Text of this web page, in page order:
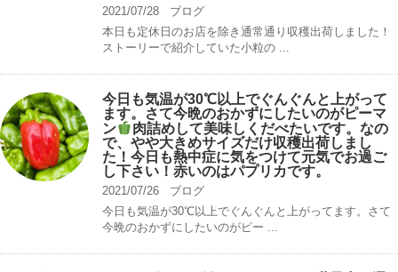
2021/07/28
ブログ
本日も定休日のお店を除き通常通り収穫出荷しました！
ストーリーで紹介していた小粒の ...
今日も気温が30℃以上でぐんぐんと上がって
ます。さて今晩のおかずにしたいのがピーマ
ン
肉詰めして美味しくだべたいです。なの
で、やや大きめサイズだけ収穫出荷しまし
た！今日も熱中症に気をつけて元気でお過ご
し下さい！赤いのはパプリカです。
2021/07/26
ブログ
今日も気温が30℃以上でぐんぐんと上がってます。さて
今晩のおかずにしたいのがピー ...